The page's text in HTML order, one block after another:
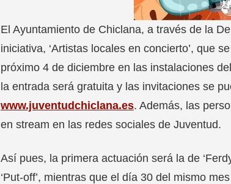
El Ayuntamiento de Chiclana, a través de la
iniciativa, ‘Artistas locales en concierto’, que
próximo 4 de diciembre en las instalaciones
la entrada será gratuita y las invitaciones se
www.juventudchiclana.es. Además, las
en stream en las redes sociales de Juventud.
Así pues, la primera actuación será la de
‘Put-off’, mientras que el día 30 del mismo